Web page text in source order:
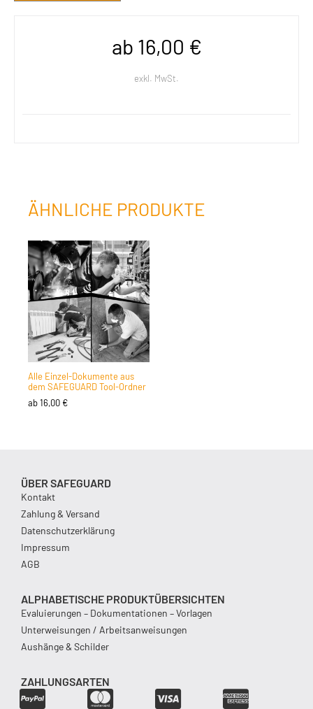
ab 16,00 €
exkl. MwSt.
ÄHNLICHE PRODUKTE
Alle Einzel-Dokumente aus
dem SAFEGUARD Tool-Ordner
ab16,00 €
ÜBER SAFEGUARD
Kontakt
Zahlung & Versand
Datenschutzerklärung
Impressum
AGB
ALPHABETISCHE PRODUKTÜBERSICHTEN
Evaluierungen – Dokumentationen – Vorlagen
Unterweisungen / Arbeitsanweisungen
Aushänge & Schilder
ZAHLUNGSARTEN